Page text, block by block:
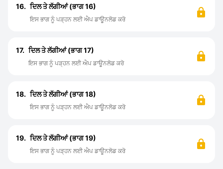
16. ਦਿਲ ਤੇ ਲੱਗੀਆਂ (ਭਾਗ 16)
ਇਸ ਭਾਗ ਨੂੰ ਪੜ੍ਹਨ ਲਈ ਐਪ ਡਾਊਨਲੋਡ ਕਰੋ
17. ਦਿਲ ਤੇ ਲੱਗੀਆਂ (ਭਾਗ 17)
ਇਸ ਭਾਗ ਨੂੰ ਪੜ੍ਹਨ ਲਈ ਐਪ ਡਾਊਨਲੋਡ ਕਰੋ
18. ਦਿਲ ਤੇ ਲੱਗੀਆਂ (ਭਾਗ 18)
ਇਸ ਭਾਗ ਨੂੰ ਪੜ੍ਹਨ ਲਈ ਐਪ ਡਾਊਨਲੋਡ ਕਰੋ
19. ਦਿਲ ਤੇ ਲੱਗੀਆਂ (ਭਾਗ 19)
ਇਸ ਭਾਗ ਨੂੰ ਪੜ੍ਹਨ ਲਈ ਐਪ ਡਾਊਨਲੋਡ ਕਰੋ